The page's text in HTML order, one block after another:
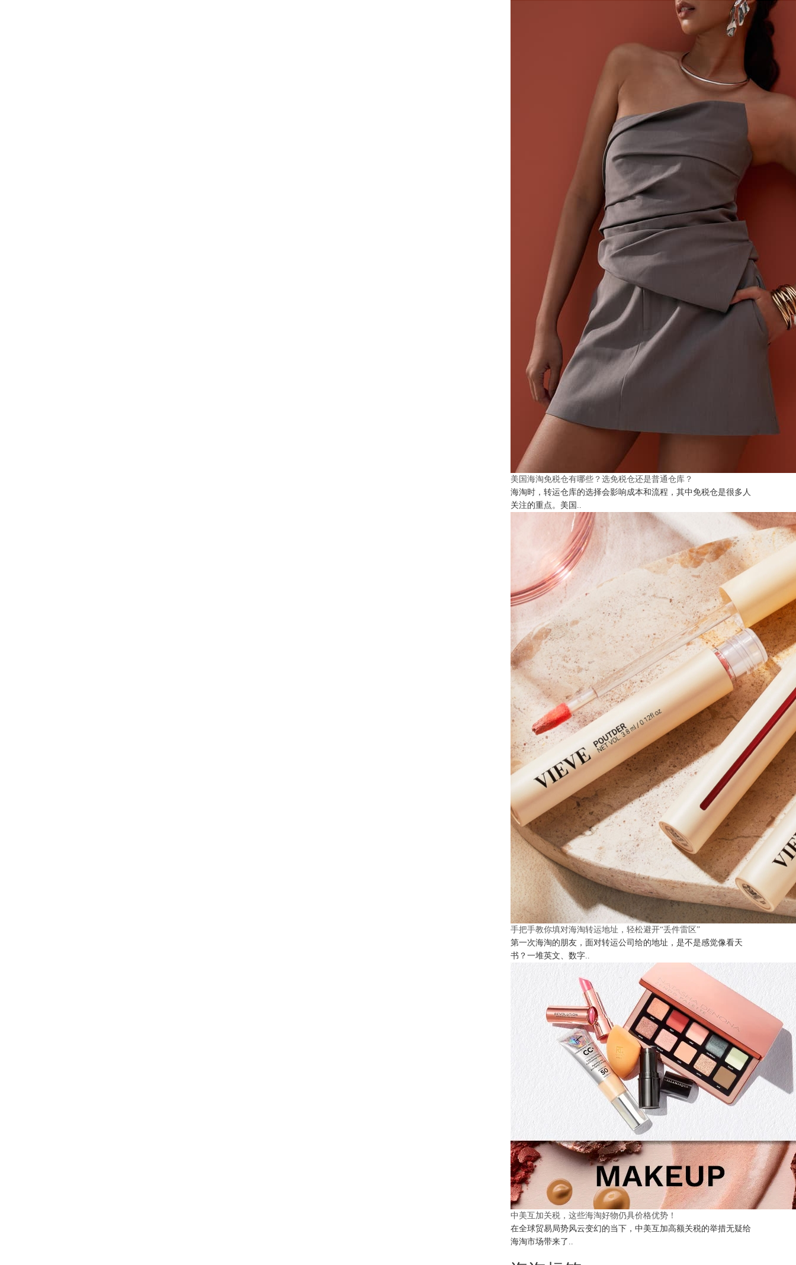
美国海淘免税仓有哪些？选免税仓还是普通仓库？
海淘时，转运仓库的选择会影响成本和流程，其中免税仓是很多人
关注的重点。美国..
手把手教你填对海淘转运地址，轻松避开“丢件雷区”
第一次海淘的朋友，面对转运公司给的地址，是不是感觉像看天
书？一堆英文、数字..
中美互加关税，这些海淘好物仍具价格优势！
在全球贸易局势风云变幻的当下，中美互加高额关税的举措无疑给
海淘市场带来了..